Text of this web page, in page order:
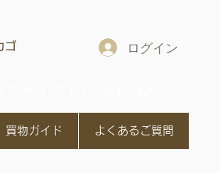
ゴ ログイン
買物ガイド よくあるご質問